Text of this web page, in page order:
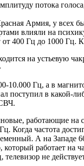
потока
Армия, у всех
влияли на
400 Гц до 1000 Гц.
на устьевую
10.000 Гц, а в
поступил в какой-
работающие на
Когда частота
А на Западе
работает на
телевизор не